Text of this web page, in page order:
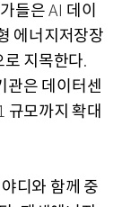
들은 AI 데이
에너지저장장
로 지목한다.
관은 데이터센
규모까지 확대
디와 함께 중